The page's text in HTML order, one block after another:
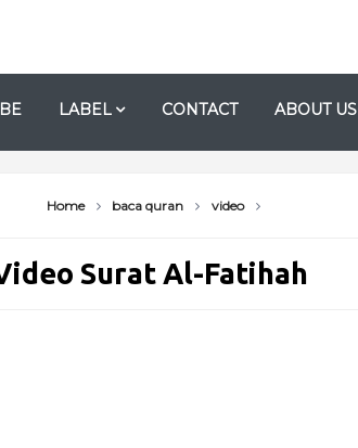
LABEL CONTACT ABOUT US
Home baca quran video
Surat Al-Fatihah